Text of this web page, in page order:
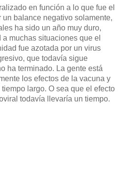
en función a lo que fue el
balance negativo solamente,
ha sido un año muy duro,
muchas situaciones que el
fue azotada por un virus
que todavía sigue
ha terminado. La gente está
los efectos de la vacuna y
largo. O sea que el efecto
todavía llevaría un tiempo.